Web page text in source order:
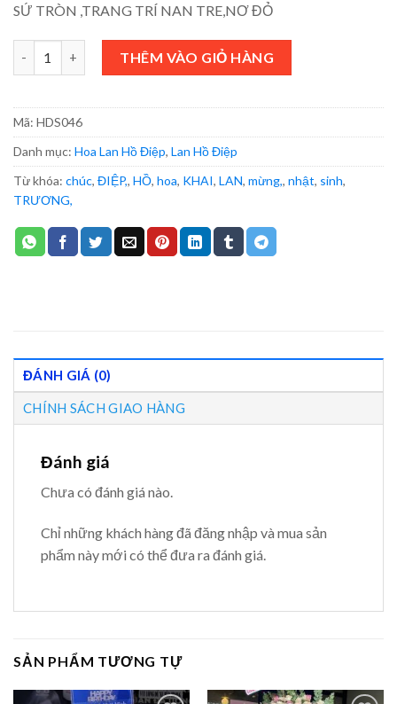
SỨ TRÒN ,TRANG TRÍ NAN TRE,NƠ ĐỎ
HỒ ĐIỆP MINI - HDS046 số lượng
THÊM VÀO GIỎ HÀNG
Mã: HDS046
Danh mục: Hoa Lan Hồ Điệp, Lan Hồ Điệp
Từ khóa: chúc, ĐIỆP,, HỒ, hoa, KHAI, LAN, mừng,, nhật, sinh,
TRƯƠNG,
ĐÁNH GIÁ (0)
CHÍNH SÁCH GIAO HÀNG
Đánh giá
Chưa có đánh giá nào.
Chỉ những khách hàng đã đăng nhập và mua sản
phẩm này mới có thể đưa ra đánh giá.
SẢN PHẨM TƯƠNG TỰ